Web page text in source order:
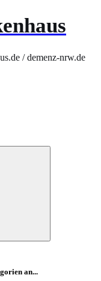
/ demenz-nrw.de
an...